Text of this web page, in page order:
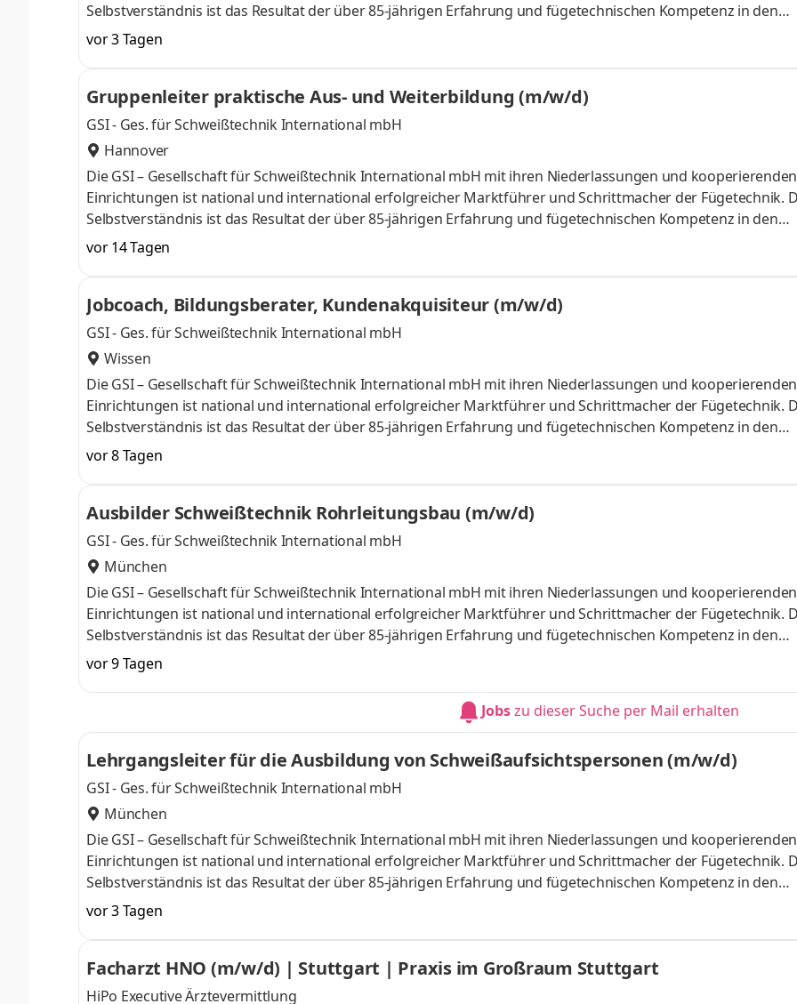
Selbstverständnis ist das Resultat der über 85-jährigen Erfahrung und fügetechnischen Kompetenz in den
Kernbereichen Aus- und Weiterbildung, Forschung und Entwicklung, Qualitätssicherung, Werkstofftechnik
übrigen Tätigkeitsfeldern der GSI. Aus diesen Kompetenzen leiten wir die Dienstleistungen für unsere
Einzelpersonen, für Unternehmen aus Industrie und Handwerk sowie für Organisationen.Die wichtigste
der GSI ist die fachliche und so
vor 3 Tagen
Gruppenleiter praktische Aus- und Weiterbildung (m/w/d)
GSI - Ges. für Schweißtechnik International mbH
Hannover
Die GSI – Gesellschaft für Schweißtechnik International mbH mit ihren Niederlassungen und kooperierenden
Einrichtungen ist national und international erfolgreicher Marktführer und Schrittmacher der Fügetechnik.
Selbstverständnis ist das Resultat der über 85-jährigen Erfahrung und fügetechnischen Kompetenz in den
Kernbereichen Aus- und Weiterbildung, Forschung und Entwicklung, Qualitätssicherung, Werkstofftechnik
übrigen Tätigkeitsfeldern der GSI. Aus diesen Kompetenzen leiten wir die Dienstleistungen für unsere
Einzelpersonen, für Unternehmen aus Industrie und Handwerk sowie für Organisationen.Die wichtigste
der GSI ist die fachliche und so
vor 14 Tagen
Jobcoach, Bildungsberater, Kundenakquisiteur (m/w/d)
GSI - Ges. für Schweißtechnik International mbH
Wissen
Die GSI – Gesellschaft für Schweißtechnik International mbH mit ihren Niederlassungen und kooperierenden
Einrichtungen ist national und international erfolgreicher Marktführer und Schrittmacher der Fügetechnik.
Selbstverständnis ist das Resultat der über 85-jährigen Erfahrung und fügetechnischen Kompetenz in den
Kernbereichen Aus- und Weiterbildung, Forschung und Entwicklung, Qualitätssicherung, Werkstofftechnik
übrigen Tätigkeitsfeldern der GSI. Aus diesen Kompetenzen leiten wir die Dienstleistungen für unsere
Einzelpersonen, für Unternehmen aus Industrie und Handwerk sowie für Organisationen.Die wichtigste
der GSI ist die fachliche und so
vor 8 Tagen
Ausbilder Schweißtechnik Rohrleitungsbau (m/w/d)
GSI - Ges. für Schweißtechnik International mbH
München
Die GSI – Gesellschaft für Schweißtechnik International mbH mit ihren Niederlassungen und kooperierenden
Einrichtungen ist national und international erfolgreicher Marktführer und Schrittmacher der Fügetechnik.
Selbstverständnis ist das Resultat der über 85-jährigen Erfahrung und fügetechnischen Kompetenz in den
Kernbereichen Aus- und Weiterbildung, Forschung und Entwicklung, Qualitätssicherung, Werkstofftechnik
übrigen Tätigkeitsfeldern der GSI. Aus diesen Kompetenzen leiten wir die Dienstleistungen für unsere
Einzelpersonen, für Unternehmen aus Industrie und Handwerk sowie für Organisationen.Die wichtigste
vor 9 Tagen
Jobszu dieser Suche per Mail erhalten
Lehrgangsleiter für die Ausbildung von Schweißaufsichtspersonen (m/w/d)
GSI - Ges. für Schweißtechnik International mbH
München
Die GSI – Gesellschaft für Schweißtechnik International mbH mit ihren Niederlassungen und kooperierenden
Einrichtungen ist national und international erfolgreicher Marktführer und Schrittmacher der Fügetechnik.
Selbstverständnis ist das Resultat der über 85-jährigen Erfahrung und fügetechnischen Kompetenz in den
Kernbereichen Aus- und Weiterbildung, Forschung und Entwicklung, Qualitätssicherung, Werkstofftechnik
übrigen Tätigkeitsfeldern der GSI. Aus diesen Kompetenzen leiten wir die Dienstleistungen für unsere
Einzelpersonen, für Unternehmen aus Industrie und Handwerk sowie für Organisationen.Die wichtigste
der GSI ist die fachliche und so
vor 3 Tagen
Facharzt HNO (m/w/d) | Stuttgart | Praxis im Großraum Stuttgart
HiPo Executive Ärztevermittlung